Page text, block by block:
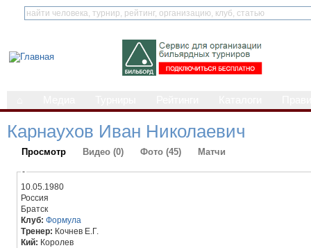
Карнаухов Иван Николаевич
Просмотр Видео (0) Фото (45) Матчи
-
10.05.1980
Россия
Братск
Клуб:Формула
Тренер: Кочнев Е.Г.
Кий: Королев